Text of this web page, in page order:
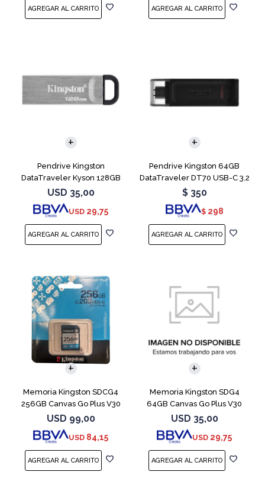
Pendrive Kingston
DataTraveler Kyson 128GB
USB 3.2
USD 35,00
USD 29,75
Pendrive Kingston 64GB
DataTraveler DT70 USB-C 3.2
$ 350
$ 298
Memoria Kingston SDCG4
256GB Canvas Go Plus V30
USD 99,00
USD 84,15
Memoria Kingston SDG4
64GB Canvas Go Plus V30
USD 35,00
USD 29,75